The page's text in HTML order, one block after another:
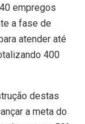
empregos
a fase de
atender até
400
destas
a meta do